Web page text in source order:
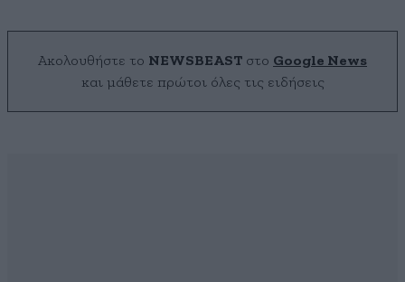
Ακολουθήστε το NEWSBEAST στο Google News
και μάθετε πρώτοι όλες τις ειδήσεις